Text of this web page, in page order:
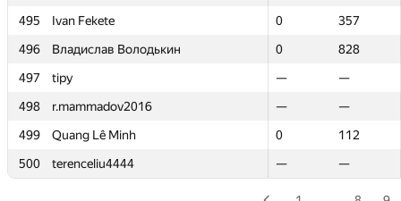
495
Ivan Fekete 0
357
496
Владислав Володькин 0
828
497
tipy —
—
498
r.mammadov2016 —
—
499
Quang Lê Minh 0
112
500
terenceliu4444 — —
495
Ivan Fekete 0
357
496
Владислав Володькин 0
828
497
tipy —
—
498
r.mammadov2016 —
—
499
Quang Lê Minh 0
112
500
terenceliu4444 — —